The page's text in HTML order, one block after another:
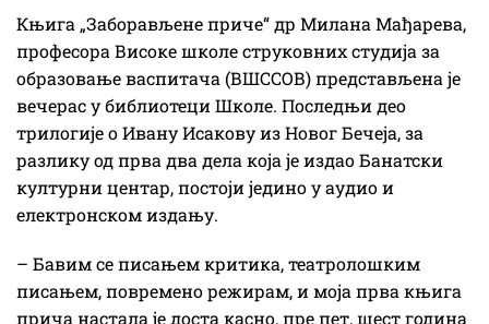
Књига „Заборављене приче“ др Милана Мађарева,
професора Високе школе струковних студија за
образовање васпитача (ВШССОВ) представљена је
вечерас у библиотеци Школе. Последњи део
трилогије о Ивану Исакову из Новог Бечеја, за
разлику од прва два дела која је издао Банатски
културни центар, постоји једино у аудио и
електронском издању.
– Бавим се писањем критика, театролошким
писањем, повремено режирам, и моја прва књига
прича настала је доста касно, пре пет, шест година